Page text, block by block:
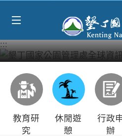
:::
教育研
究
休閒遊
憩
行政
辦